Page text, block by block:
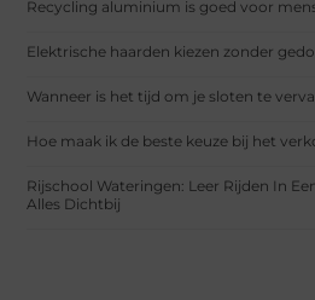
Recycling aluminium is goed voor
Elektrische haarden kiezen zonder
Wanneer is het tijd om je sloten te
Hoe maak ik de beste keuze bij het
Rijschool Wateringen: Leer Rijden In
Alles Dichtbij